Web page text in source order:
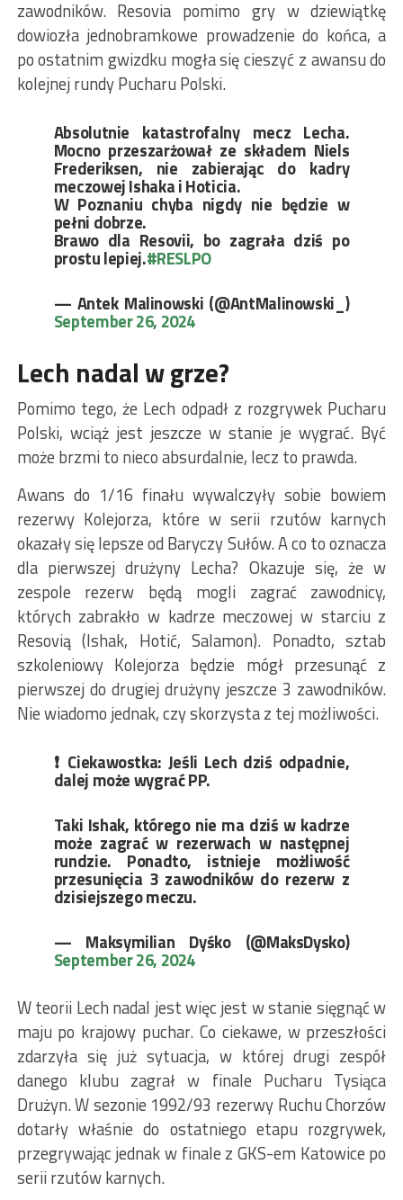
zawodników. Resovia pomimo gry w dziewiątkę
dowiozła jednobramkowe prowadzenie do końca, a
po ostatnim gwizdku mogła się cieszyć z awansu do
kolejnej rundy Pucharu Polski.
Absolutnie katastrofalny mecz Lecha.
Mocno przeszarżował ze składem Niels
Frederiksen, nie zabierając do kadry
meczowej Ishaka i Hoticia.
W Poznaniu chyba nigdy nie będzie w
pełni dobrze.
Brawo dla Resovii, bo zagrała dziś po
prostu lepiej.#RESLPO
— Antek Malinowski (@AntMalinowski_)
September 26, 2024
Lech nadal w grze?
Pomimo tego, że Lech odpadł z rozgrywek Pucharu
Polski, wciąż jest jeszcze w stanie je wygrać. Być
może brzmi to nieco absurdalnie, lecz to prawda.
Awans do 1/16 finału wywalczyły sobie bowiem
rezerwy Kolejorza, które w serii rzutów karnych
okazały się lepsze od Baryczy Sułów. A co to oznacza
dla pierwszej drużyny Lecha? Okazuje się, że w
zespole rezerw będą mogli zagrać zawodnicy,
których zabrakło w kadrze meczowej w starciu z
Resovią (Ishak, Hotić, Salamon). Ponadto, sztab
szkoleniowy Kolejorza będzie mógł przesunąć z
pierwszej do drugiej drużyny jeszcze 3 zawodników.
Nie wiadomo jednak, czy skorzysta z tej możliwości.
❗️ Ciekawostka: Jeśli Lech dziś odpadnie,
dalej może wygrać PP.
Taki Ishak, którego nie ma dziś w kadrze
może zagrać w rezerwach w następnej
rundzie. Ponadto, istnieje możliwość
przesunięcia 3 zawodników do rezerw z
dzisiejszego meczu.
— Maksymilian Dyśko (@MaksDysko)
September 26, 2024
W teorii Lech nadal jest więc jest w stanie sięgnąć w
maju po krajowy puchar. Co ciekawe, w przeszłości
zdarzyła się już sytuacja, w której drugi zespół
danego klubu zagrał w finale Pucharu Tysiąca
Drużyn. W sezonie 1992/93 rezerwy Ruchu Chorzów
dotarły właśnie do ostatniego etapu rozgrywek,
przegrywając jednak w finale z GKS-em Katowice po
serii rzutów karnych.